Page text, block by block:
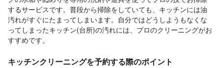
するサービスです。普段から掃除をしていても、キッチンには油
汚れがすぐにたまってしまいます。自分ではどうしようもなくな
ってしまったキッチン(台所)の汚れには、プロのクリーニングがお
すすめです。
キッチンクリーニングを予約する際のポイント